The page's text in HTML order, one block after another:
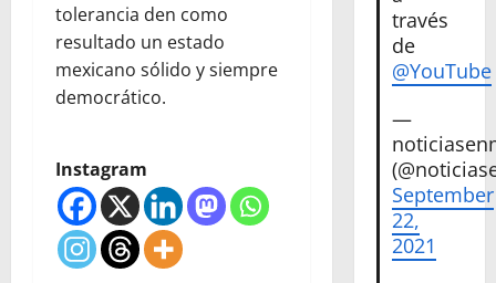
tolerancia den como
resultado un estado
mexicano sólido y siempre
democrático.
Instagram
través
de
@YouTube
—
September
22,
2021